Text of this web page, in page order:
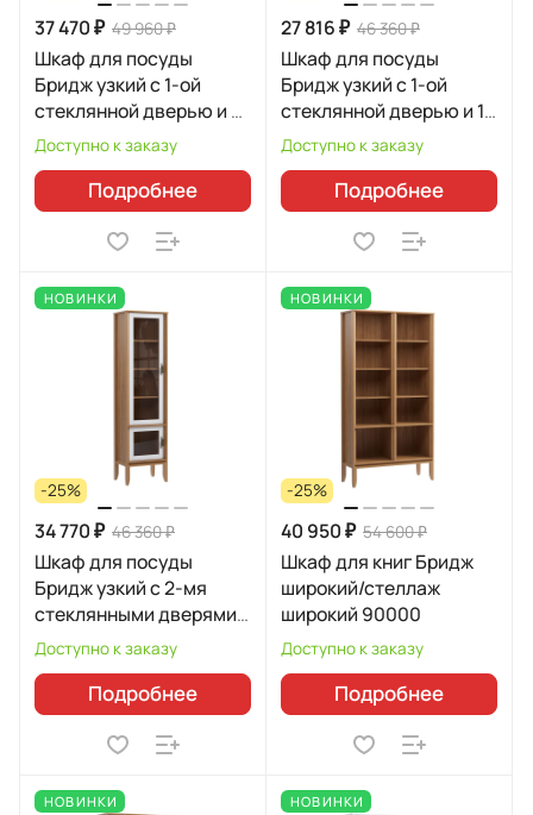
37 470 ₽ 49 960 ₽
Шкаф для посуды
Бридж узкий с 1-ой
стеклянной дверью и 2-
мя ящиками 96102
Доступно к заказу
Подробнее
27 816 ₽ 46 360 ₽
Шкаф для посуды
Бридж узкий с 1-ой
стеклянной дверью и 1
глухой дверью 91110
Доступно к заказу
Подробнее
НОВИНКИ
-25%
34 770 ₽ 46 360 ₽
Шкаф для посуды
Бридж узкий с 2-мя
стеклянными дверями
92200
Доступно к заказу
Подробнее
НОВИНКИ
-25%
40 950 ₽ 54 600 ₽
Шкаф для книг Бридж
широкий/стеллаж
широкий 90000
Доступно к заказу
Подробнее
НОВИНКИ НОВИНКИ